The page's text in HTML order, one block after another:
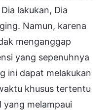
lakukan, Dia
Namun, karena
menganggap
yang sepenuhnya
ini dapat melakukan
khusus tertentu
yang melampaui